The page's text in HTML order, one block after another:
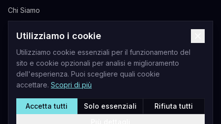
Chi Siamo
Privacy
Termini di Servizio
Livio Andrea Acerbo - Sito Ufficiale
Utilizziamo i cookie
Utilizziamo cookie essenziali per il funzionamento del
sito e cookie opzionali per analisi e miglioramento
dell'esperienza. Puoi scegliere quali cookie
accettare. Scopri di più
Accetta tutti Solo essenziali
Rifiuta tutti